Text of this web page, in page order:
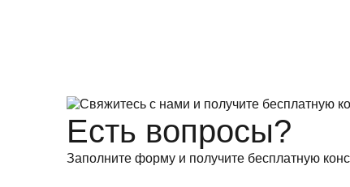
Есть вопросы?
Заполните форму и получите бесплатную